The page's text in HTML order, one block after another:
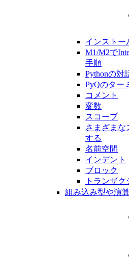
インストー
M1/M2で
手順
Pythonの対
PyQのター
コメント
変数
スコープ
さまざまな
する
名前空間
インデント
ブロック
トランザク
組み込み型や演